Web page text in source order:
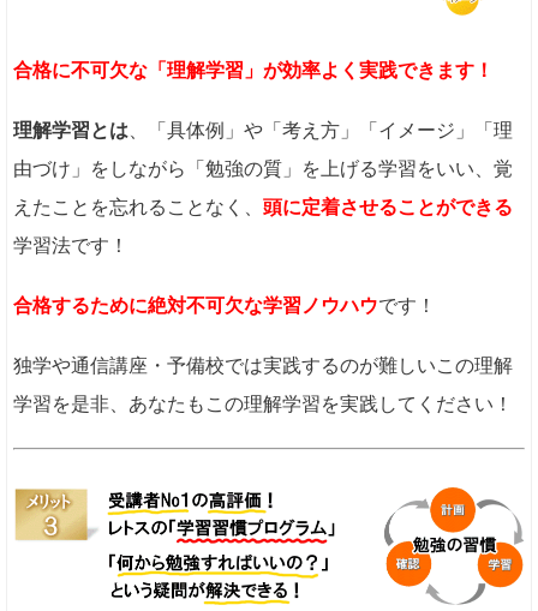
合格に不可欠な「理解学習」が効率よく実践できます！
理解学習とは 、「具体例」や「考え方」「イメージ」「理
由づけ」をしながら「勉強の質」を上げる学習をいい、覚
えたことを忘れることなく、 頭に定着させることができる
学習法です！
合格するために絶対不可欠な学習ノウハウです！
独学や通信講座・予備校では実践するのが難しいこの理解
学習を是非、あなたもこの理解学習を実践してください！